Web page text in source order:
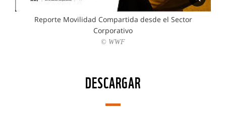
Reporte Movilidad Compartida desde el Sector
Corporativo
© WWF
DESCARGAR